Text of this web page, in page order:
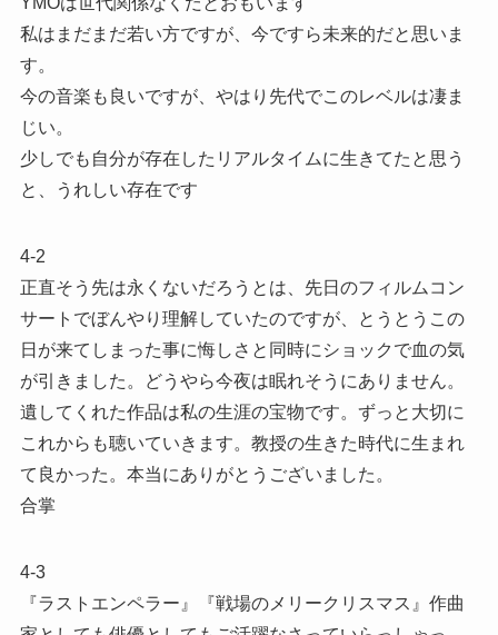
私はまだまだ若い方ですが、今ですら未来的だと思いま
す。
今の音楽も良いですが、やはり先代でこのレベルは凄ま
じい。
少しでも自分が存在したリアルタイムに生きてたと思う
と、うれしい存在です
4-2
正直そう先は永くないだろうとは、先日のフィルムコン
サートでぼんやり理解していたのですが、とうとうこの
日が来てしまった事に悔しさと同時にショックで血の気
が引きました。どうやら今夜は眠れそうにありません。
遺してくれた作品は私の生涯の宝物です。ずっと大切に
これからも聴いていきます。教授の生きた時代に生まれ
て良かった。本当にありがとうございました。
合掌
4-3
『ラストエンペラー』『戦場のメリークリスマス』作曲